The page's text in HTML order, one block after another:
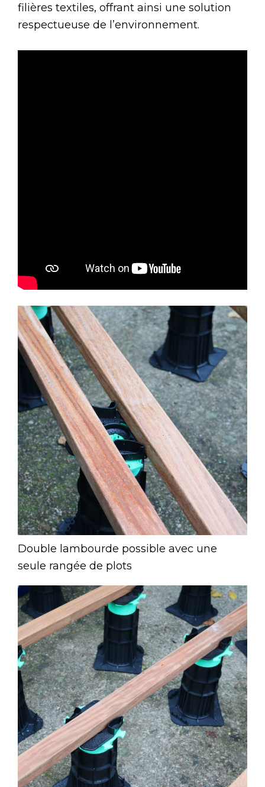
filières textiles, offrant ainsi une solution
respectueuse de l’environnement.
Double lambourde possible avec une
seule rangée de plots